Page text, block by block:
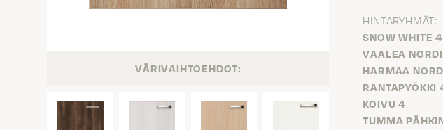
VÄRIVAIHTOEHDOT:
HINTARYHMÄT:
SNOW WHITE 4
VAALEA
HARMAA
RANTAPYÖKKI
KOIVU 4
TUMMA